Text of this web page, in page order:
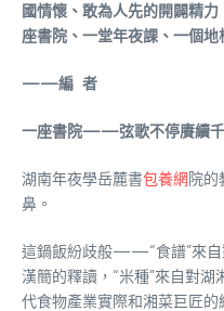
國情懷、敢為人先的開闢精
座書院、一堂年夜課、一個
——編 者
一座書院——弦歌不停賡續
湖南年夜學岳麓書包養網院的
鼻。
這鍋飯紛歧般——“食譜”來自
漢簡的釋讀，“米種”來自對湖
代食物產業實際和湘菜巨匠的